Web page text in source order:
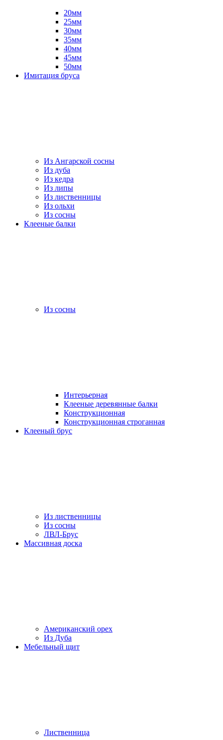
20мм
25мм
30мм
35мм
40мм
45мм
50мм
Имитация бруса
Из Ангарской сосны
Из дуба
Из кедра
Из липы
Из лиственницы
Из ольхи
Из сосны
Клееные балки
Из сосны
Интерьерная
Клееные деревянные балки
Конструкционная
Конструкционная строганная
Клееный брус
Из лиственницы
Из сосны
ЛВЛ-Брус
Массивная доска
Американский орех
Из Дуба
Мебельный щит
Лиственница